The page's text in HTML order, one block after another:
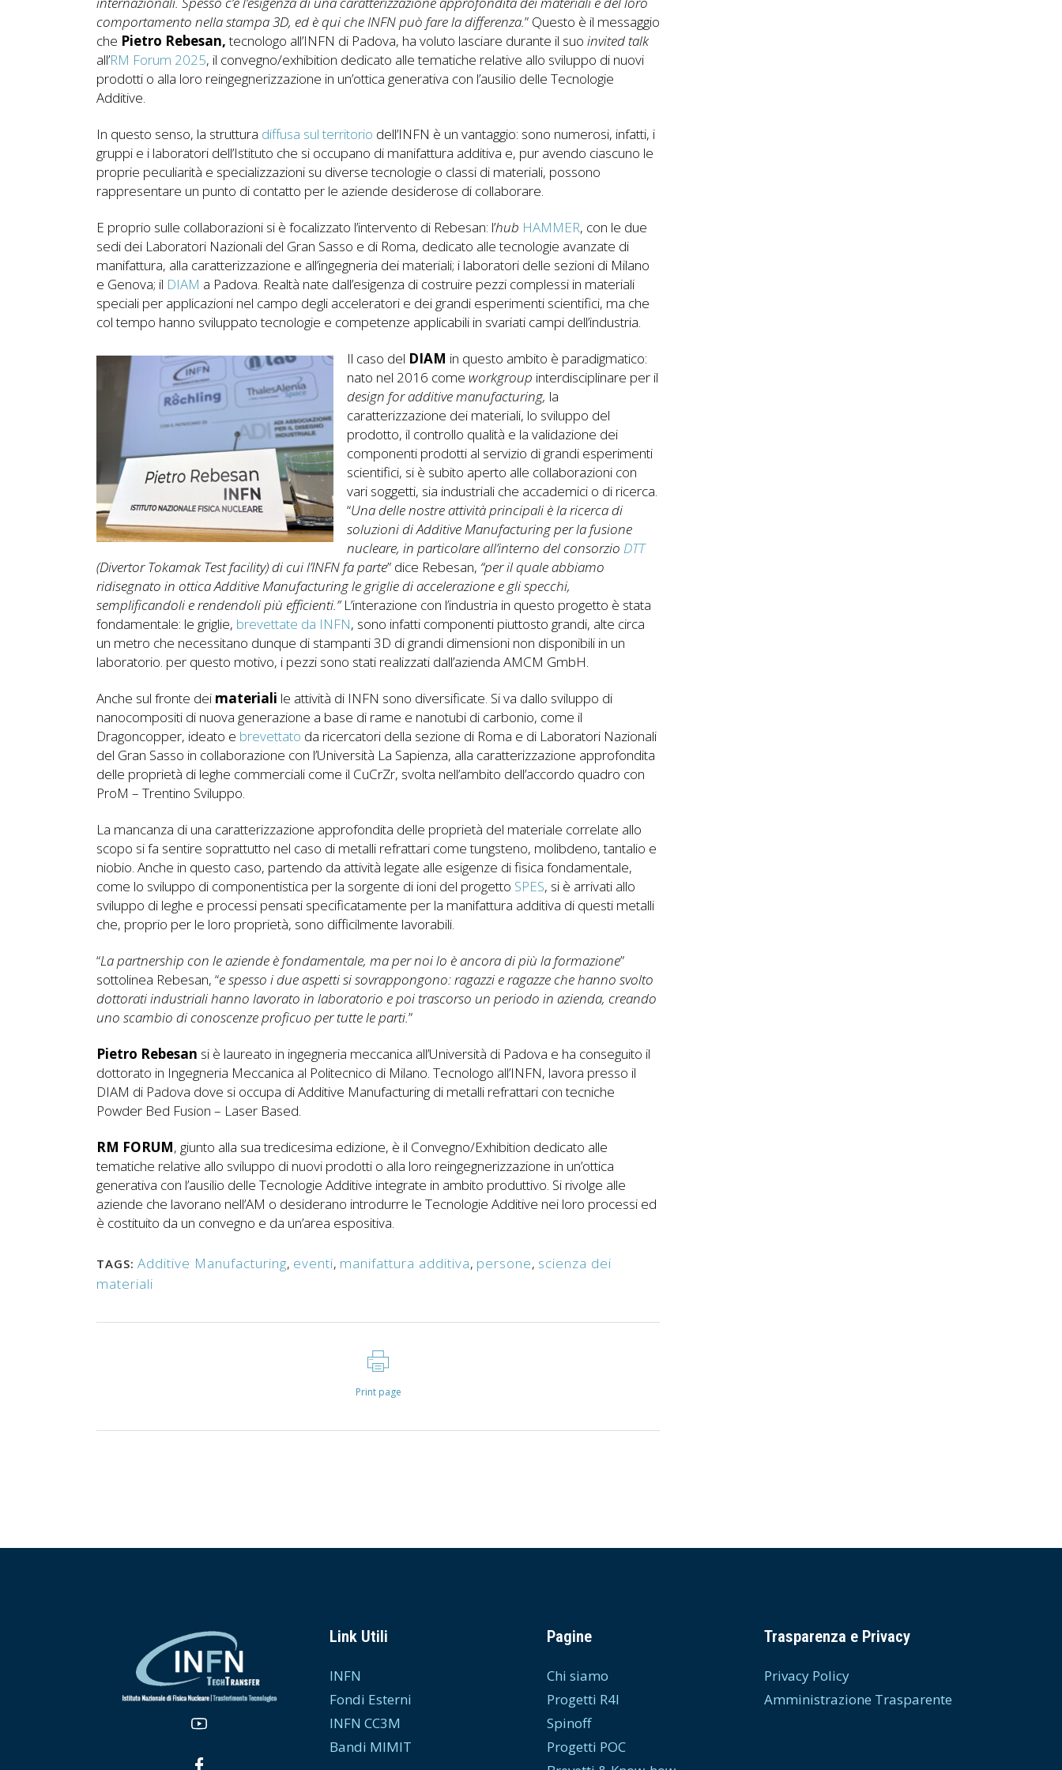
comportamento nella stampa 3D, ed è qui che INFN può fare la differenza.” Questo è il messaggio
che Pietro Rebesan,tecnologo all’INFN di Padova, ha voluto lasciare durante il suo invited talk
all’RM Forum 2025, il convegno/exhibition dedicato alle tematiche relative allo sviluppo di nuovi
prodotti o alla loro reingegnerizzazione in un’ottica generativa con l’ausilio delle Tecnologie
Additive.
In questo senso, la struttura diffusa sul territorio dell’INFN è un vantaggio: sono numerosi, infatti, i
gruppi e i laboratori dell’Istituto che si occupano di manifattura additiva e, pur avendo ciascuno le
proprie peculiarità e specializzazioni su diverse tecnologie o classi di materiali, possono
rappresentare un punto di contatto per le aziende desiderose di collaborare.
E proprio sulle collaborazioni si è focalizzato l’intervento di Rebesan: l’hub HAMMER, con le due
sedi dei Laboratori Nazionali del Gran Sasso e di Roma, dedicato alle tecnologie avanzate di
manifattura, alla caratterizzazione e all’ingegneria dei materiali; i laboratori delle sezioni di Milano
e Genova; il DIAM a Padova. Realtà nate dall’esigenza di costruire pezzi complessi in materiali
speciali per applicazioni nel campo degli acceleratori e dei grandi esperimenti scientifici, ma che
col tempo hanno sviluppato tecnologie e competenze applicabili in svariati campi dell’industria.
Il caso del DIAM in questo ambito è paradigmatico:
nato nel 2016 come workgroup interdisciplinare per il
design for additive manufacturing, la
caratterizzazione dei materiali, lo sviluppo del
prodotto, il controllo qualità e la validazione dei
componenti prodotti al servizio di grandi esperimenti
scientifici, si è subito aperto alle collaborazioni con
vari soggetti, sia industriali che accademici o di ricerca.
“Una delle nostre attività principali è la ricerca di
soluzioni di Additive Manufacturing per la fusione
nucleare, in particolare all’interno del consorzio DTT
(Divertor Tokamak Test facility) di cui l’INFN fa parte” dice Rebesan, “per il quale abbiamo
ridisegnato in ottica Additive Manufacturing le griglie di accelerazione e gli specchi,
semplificandoli e rendendoli più efficienti.”L’interazione con l’industria in questo progetto è stata
fondamentale: le griglie, brevettate da INFN, sono infatti componenti piuttosto grandi, alte circa
un metro che necessitano dunque di stampanti 3D di grandi dimensioni non disponibili in un
laboratorio. per questo motivo, i pezzi sono stati realizzati dall’azienda AMCM GmbH.
Anche sul fronte dei materiali le attività di INFN sono diversificate. Si va dallo sviluppo di
nanocompositi di nuova generazione a base di rame e nanotubi di carbonio, come il
Dragoncopper, ideato e brevettato da ricercatori della sezione di Roma e di Laboratori Nazionali
del Gran Sasso in collaborazione con l’Università La Sapienza, alla caratterizzazione approfondita
delle proprietà di leghe commerciali come il CuCrZr, svolta nell’ambito dell’accordo quadro con
ProM – Trentino Sviluppo.
La mancanza di una caratterizzazione approfondita delle proprietà del materiale correlate allo
scopo si fa sentire soprattutto nel caso di metalli refrattari come tungsteno, molibdeno, tantalio e
niobio. Anche in questo caso, partendo da attività legate alle esigenze di fisica fondamentale,
come lo sviluppo di componentistica per la sorgente di ioni del progetto SPES, si è arrivati allo
sviluppo di leghe e processi pensati specificatamente per la manifattura additiva di questi metalli
che, proprio per le loro proprietà, sono difficilmente lavorabili.
“La partnership con le aziende è fondamentale, ma per noi lo è ancora di più la formazione”
sottolinea Rebesan, “e spesso i due aspetti si sovrappongono: ragazzi e ragazze che hanno svolto
dottorati industriali hanno lavorato in laboratorio e poi trascorso un periodo in azienda, creando
uno scambio di conoscenze proficuo per tutte le parti.”
Pietro Rebesan si è laureato in ingegneria meccanica all’Università di Padova e ha conseguito il
dottorato in Ingegneria Meccanica al Politecnico di Milano. Tecnologo all’INFN, lavora presso il
DIAM di Padova dove si occupa di Additive Manufacturing di metalli refrattari con tecniche
Powder Bed Fusion – Laser Based.
RM FORUM, giunto alla sua tredicesima edizione, è il Convegno/Exhibition dedicato alle
tematiche relative allo sviluppo di nuovi prodotti o alla loro reingegnerizzazione in un’ottica
generativa con l’ausilio delle Tecnologie Additive integrate in ambito produttivo. Si rivolge alle
aziende che lavorano nell’AM o desiderano introdurre le Tecnologie Additive nei loro processi ed
è costituito da un convegno e da un’area espositiva.
TAGS: Additive Manufacturing, eventi, manifattura additiva, persone, scienza dei
materiali
Print page
Link Utili
INFN
Fondi Esterni
INFN CC3M
Bandi MIMIT
Pagine
Chi siamo
Progetti R4I
Spinoff
Progetti POC
Trasparenza e Privacy
Privacy Policy
Amministrazione Trasparente